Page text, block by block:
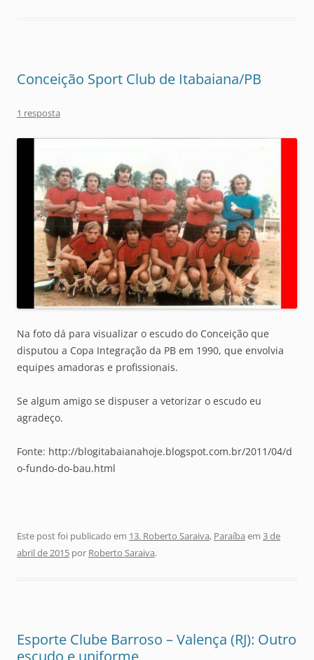
Conceição Sport Club de Itabaiana/PB
1 resposta
Na foto dá para visualizar o escudo do Conceição que
disputou a Copa Integração da PB em 1990, que envolvia
equipes amadoras e profissionais.
Se algum amigo se dispuser a vetorizar o escudo eu
agradeço.
Fonte: http://blogitabaianahoje.blogspot.com.br/2011/04/d
o-fundo-do-bau.html
Este post foi publicado em 13. Roberto Saraiva, Paraíba em 3 de
abril de 2015 por Roberto Saraiva.
Esporte Clube Barroso – Valença (RJ): Outro
escudo e uniforme